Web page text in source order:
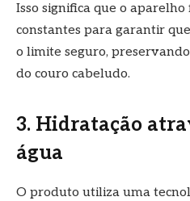
Isso significa que o
constantes para garantir
o limite seguro,
do couro cabeludo.
3. Hidratação
água
O produto utiliza uma